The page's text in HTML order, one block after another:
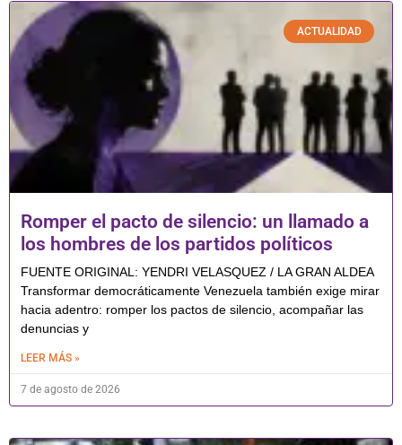
ACTUALIDAD
Romper el pacto de silencio: un llamado a
los hombres de los partidos políticos
FUENTE ORIGINAL: YENDRI VELASQUEZ / LA GRAN ALDEA
Transformar democráticamente Venezuela también exige mirar
hacia adentro: romper los pactos de silencio, acompañar las
denuncias y
LEER MÁS »
7 de agosto de 2026